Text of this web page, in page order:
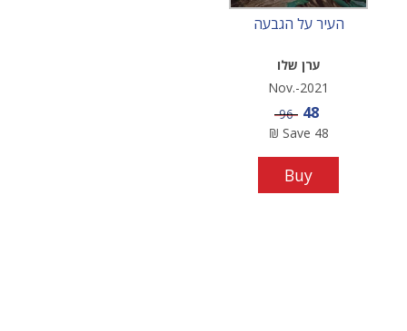
העיר על הגבעה
ערן שלו
Nov.-2021
Sale price
48
Price
96
Save 48
₪
Buy